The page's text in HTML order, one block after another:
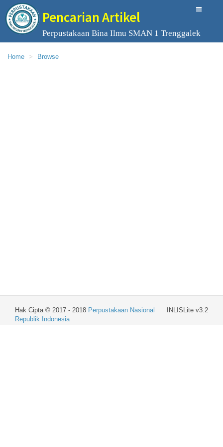
Pencarian Artikel
Perpustakaan Bina Ilmu SMAN 1 Trenggalek
Home Browse
INLISLite v3.2
Hak Cipta © 2017 - 2018 Perpustakaan Nasional
Republik Indonesia